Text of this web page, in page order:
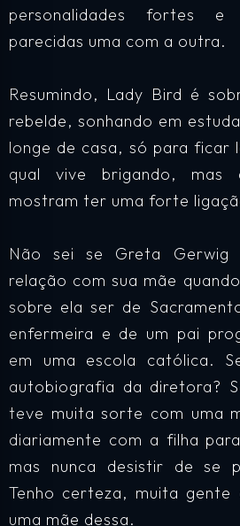
personalidades fortes
parecidas uma com a outra.
Resumindo, Lady Bird é
rebelde, sonhando em
longe de casa, só para ficar
qual vive brigando, mas
mostram ter uma forte
Não sei se Greta
relação com sua mãe
sobre ela ser de
enfermeira e de um pai
em uma escola católica.
autobiografia da diretora?
teve muita sorte com uma
diariamente com a filha
mas nunca desistir de se
Tenho certeza, muita
uma mãe dessa.